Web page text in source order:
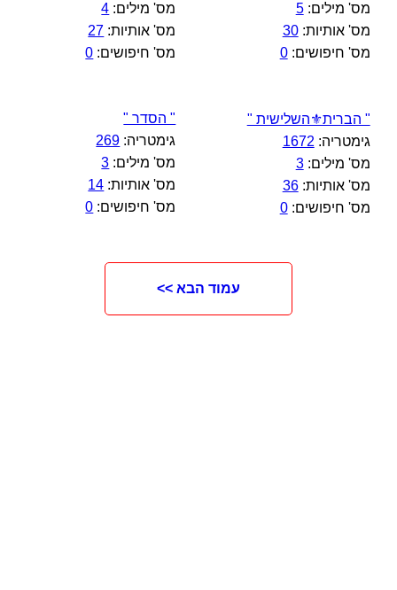
מס' מילים:5
מס' אותיות:30
מס' חיפושים:0
מס' מילים: 4
מס' אותיות: 27
מס' חיפושים: 0
" הברית⚜️השלישית "
גימטריה: 1672
מס' מילים:3
מס' אותיות:36
מס' חיפושים:0
" הסדר "
גימטריה: 269
מס' מילים: 3
מס' אותיות: 14
מס' חיפושים: 0
עמוד הבא >>